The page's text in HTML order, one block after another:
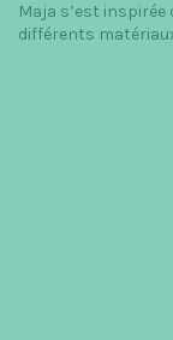
Maja s’est
différents